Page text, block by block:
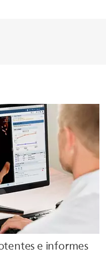
e informes